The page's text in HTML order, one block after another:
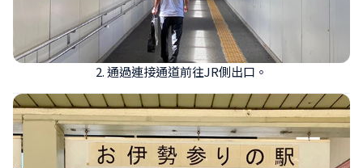
2. 通過連接通道前往JR側出口。